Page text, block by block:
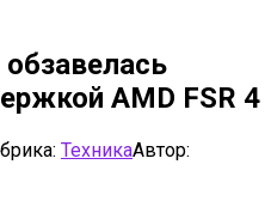
AMD FSR 4
ТехникаАвтор: